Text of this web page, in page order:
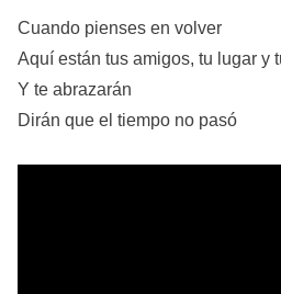
Cuando pienses en volver
Aquí están tus amigos, tu lugar y
Y te abrazarán
Dirán que el tiempo no pasó